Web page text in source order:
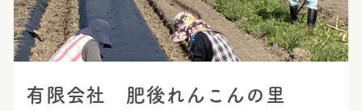
有限会社 肥後れんこんの里